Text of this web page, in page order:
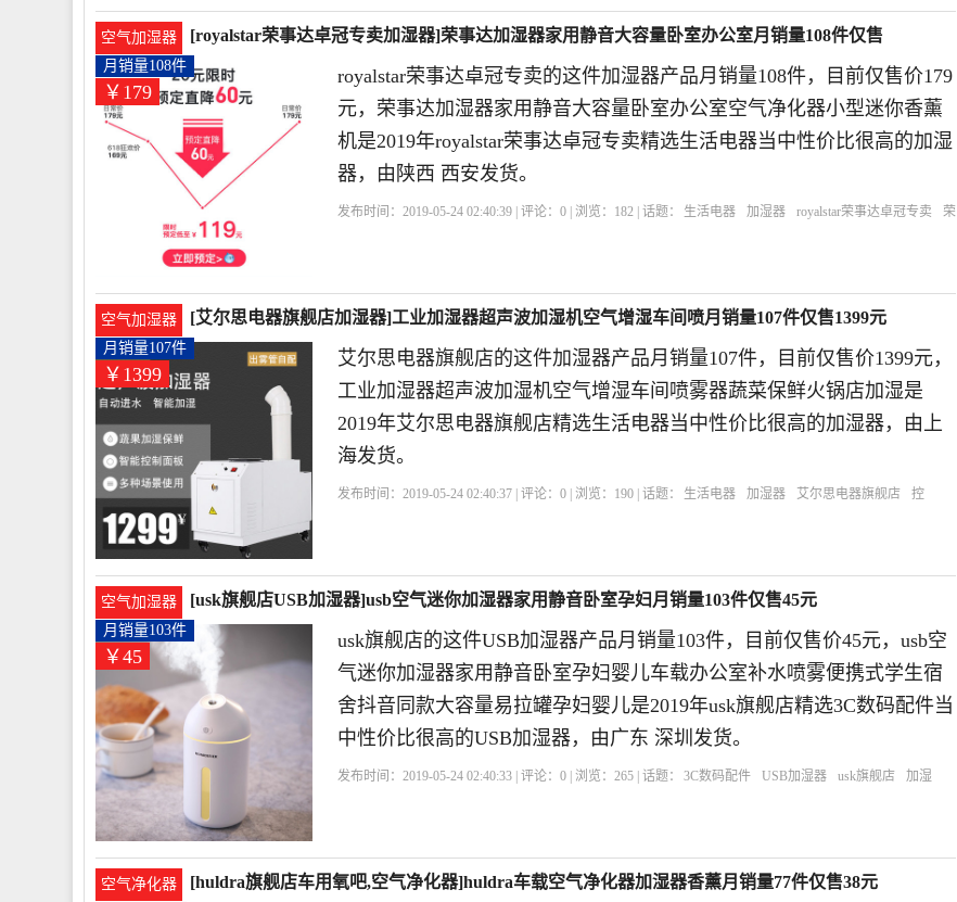
空气加湿器
[royalstar荣事达卓冠专卖加湿器]荣事达加湿器家用静音大容量卧室办公室月销量108件仅售
￥179
月销量108件
royalstar荣事达卓冠专卖的这件加湿器产品月销量108件，目前仅售价179
元，荣事达加湿器家用静音大容量卧室办公室空气净化器小型迷你香薰
机是2019年royalstar荣事达卓冠专卖精选生活电器当中性价比很高的加湿
器，由陕西 西安发货。
发布时间：2019-05-24 02:40:39 | 评论：0 | 浏览： 182 | 话题： 生活电器 加湿器 royalstar荣事达卓冠专卖
荣
空气加湿器 [艾尔思电器旗舰店加湿器]工业加湿器超声波加湿机空气增湿车间喷月销量107件仅售1399元
￥1399
月销量107件
艾尔思电器旗舰店的这件加湿器产品月销量107件，目前仅售价1399元，
工业加湿器超声波加湿机空气增湿车间喷雾器蔬菜保鲜火锅店加湿是
2019年艾尔思电器旗舰店精选生活电器当中性价比很高的加湿器，由上
海发货。
发布时间：2019-05-24 02:40:37 | 评论：0 | 浏览： 190 | 话题： 生活电器 加湿器 艾尔思电器旗舰店
控
空气加湿器 [usk旗舰店USB加湿器]usb空气迷你加湿器家用静音卧室孕妇月销量103件仅售45元
￥45
月销量103件
usk旗舰店的这件USB加湿器产品月销量103件，目前仅售价45元，usb空
气迷你加湿器家用静音卧室孕妇婴儿车载办公室补水喷雾便携式学生宿
舍抖音同款大容量易拉罐孕妇婴儿是2019年usk旗舰店精选3C数码配件当
中性价比很高的USB加湿器，由广东 深圳发货。
发布时间：2019-05-24 02:40:33 | 评论：0 | 浏览：265 | 话题： 3C数码配件 USB加湿器 usk旗舰店
加湿
空气净化器 [huldra旗舰店车用氧吧,空气净化器]huldra车载空气净化器加湿器香薰月销量77件仅售38元